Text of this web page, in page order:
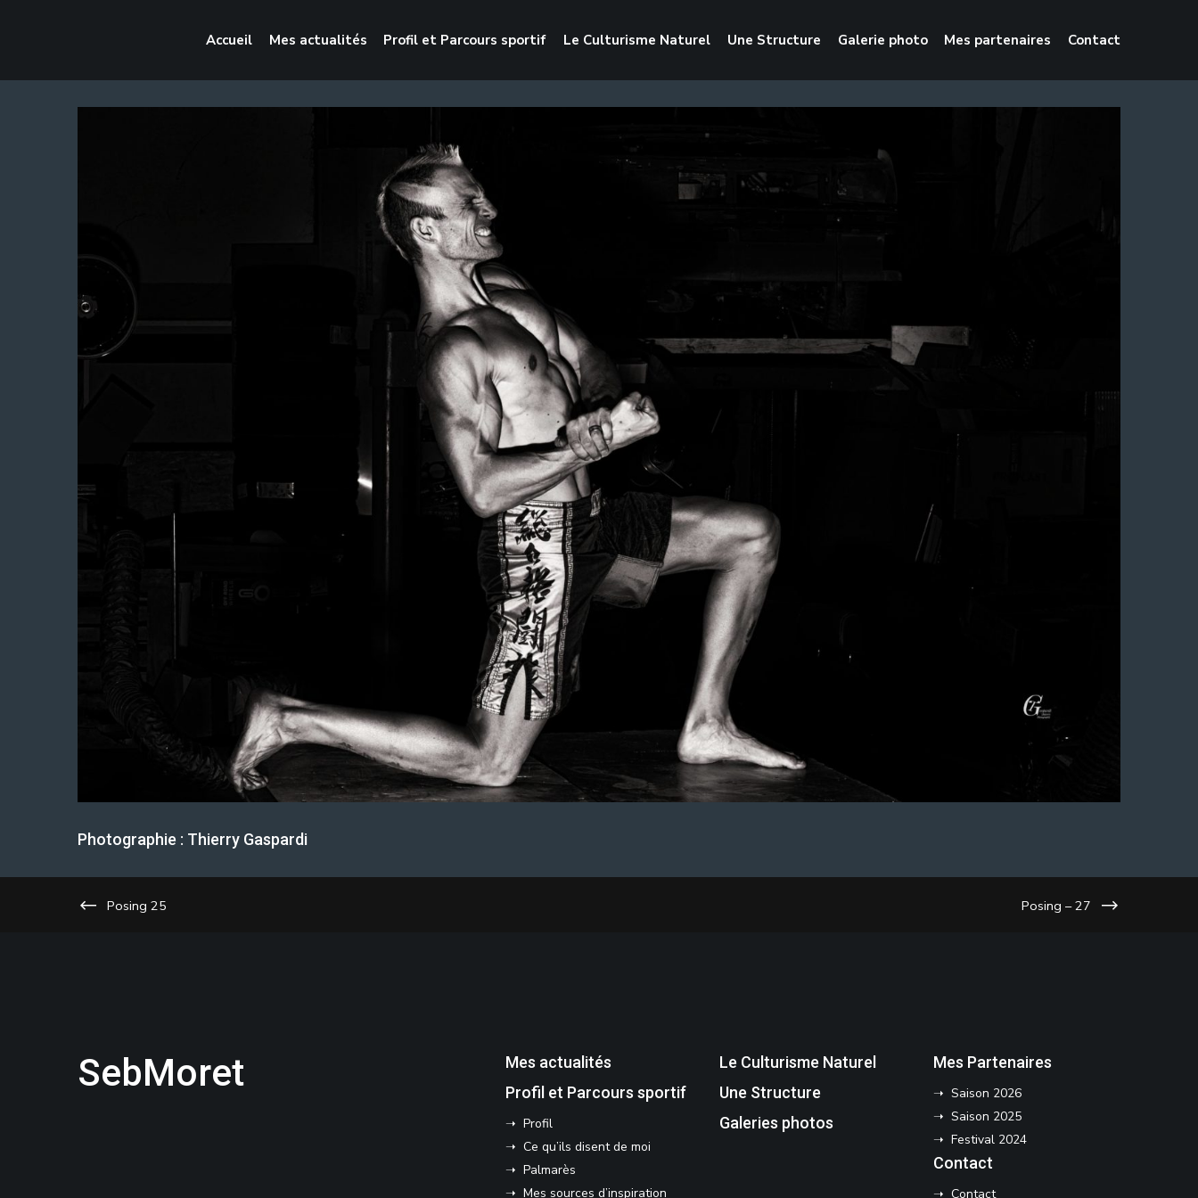
Accueil Mes actualités Profil et Parcours sportif Le Culturisme Naturel Une Structure Galerie photo Mes partenaires Contact
Photographie : Thierry Gaspardi
Posing 25 Posing – 27
SebMoret
Mes actualités
Profil et Parcours sportif
➝ Profil
➝ Ce qu’ils disent de moi
➝ Palmarès
➝ Mes sources d’inspiration
Le Culturisme Naturel
Une Structure
Galeries photos
Mes Partenaires
➝ Saison 2026
➝ Saison 2025
➝ Festival 2024
Contact
➝ Contact